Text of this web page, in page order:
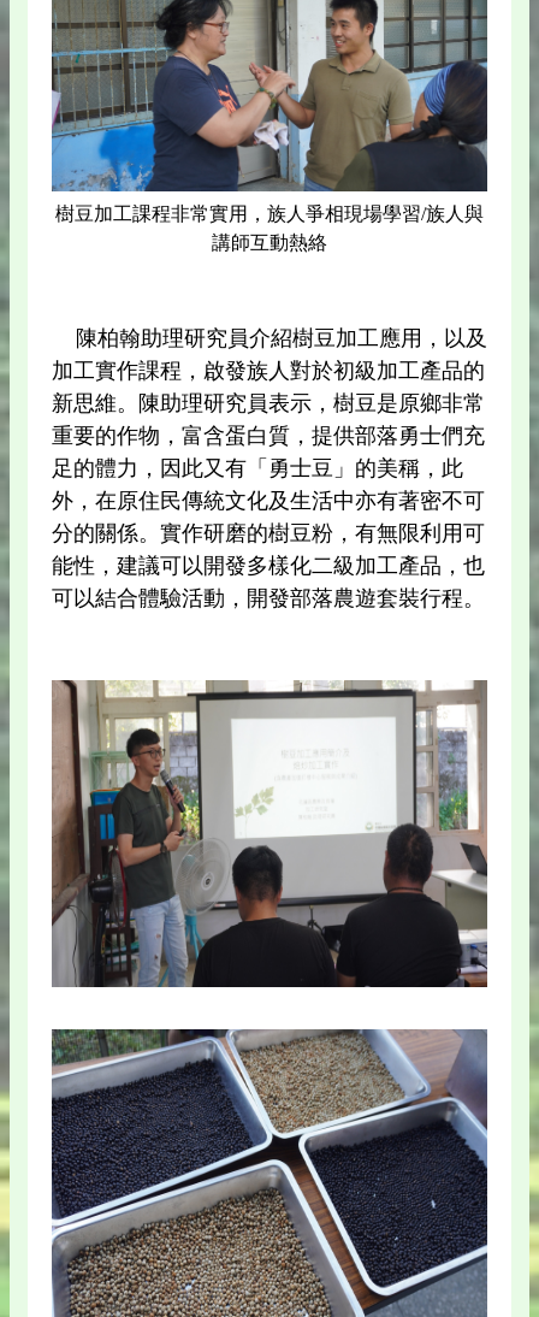
樹豆加工課程非常實用，族人爭相現場學習/族人與
講師互動熱絡
陳柏翰助理研究員介紹樹豆加工應用，以及
加工實作課程，啟發族人對於初級加工產品的
新思維。陳助理研究員表示，樹豆是原鄉非常
重要的作物，富含蛋白質，提供部落勇士們充
足的體力，因此又有「勇士豆」的美稱，此
外，在原住民傳統文化及生活中亦有著密不可
分的關係。實作研磨的樹豆粉，有無限利用可
能性，建議可以開發多樣化二級加工產品，也
可以結合體驗活動，開發部落農遊套裝行程。